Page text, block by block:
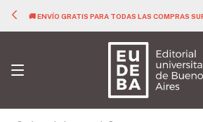
🚚 ENVÍO GRATIS PARA TODAS LAS COMPRAS